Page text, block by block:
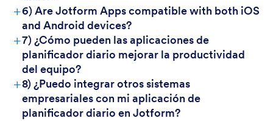
Para los clientes
+6) Are Jotform Apps compatible with both iOS
and Android devices?
+7) ¿Cómo pueden las aplicaciones de
planificador diario mejorar la productividad
del equipo?
+8) ¿Puedo integrar otros sistemas
empresariales con mi aplicación de
planificador diario en Jotform?